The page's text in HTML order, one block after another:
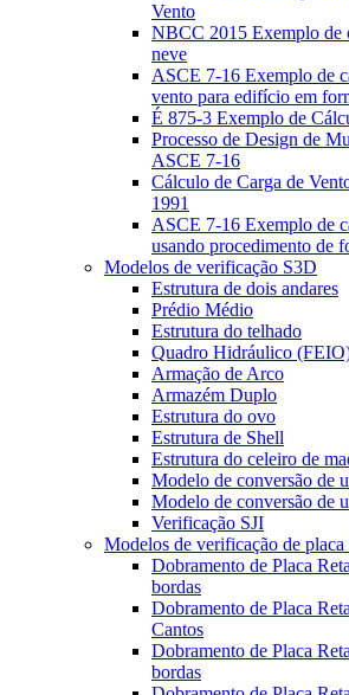
Vento
NBCC 2015 Exemplo de
neve
ASCE 7-16 Exemplo de
vento para edifício em
É 875-3 Exemplo de
Processo de Design de
ASCE 7-16
Cálculo de Carga de
1991
ASCE 7-16 Exemplo de
usando procedimento de
Modelos de verificação S3D
Estrutura de dois andares
Prédio Médio
Estrutura do telhado
Quadro Hidráulico
Armação de Arco
Armazém Duplo
Estrutura do ovo
Estrutura de Shell
Estrutura do celeiro de
Modelo de conversão de
Modelo de conversão de
Verificação SJI
Modelos de verificação de placa
Dobramento de Placa
bordas
Dobramento de Placa
Cantos
Dobramento de Placa
bordas